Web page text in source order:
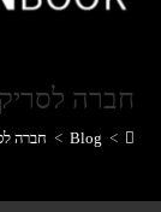
חברה
>
Blog
> חברה